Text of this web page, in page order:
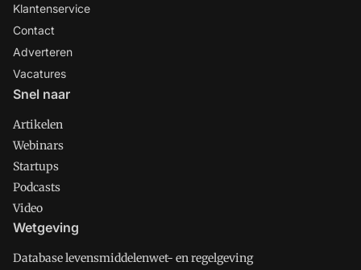
Klantenservice
Contact
Adverteren
Vacatures
Snel naar
Artikelen
Webinars
Startups
Podcasts
Video
Wetgeving
Database levensmiddelenwet- en regelgeving